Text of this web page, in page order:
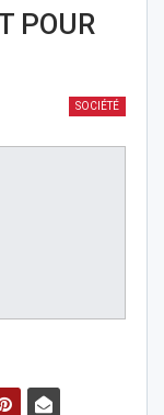
POUR
SOCIÉTÉ